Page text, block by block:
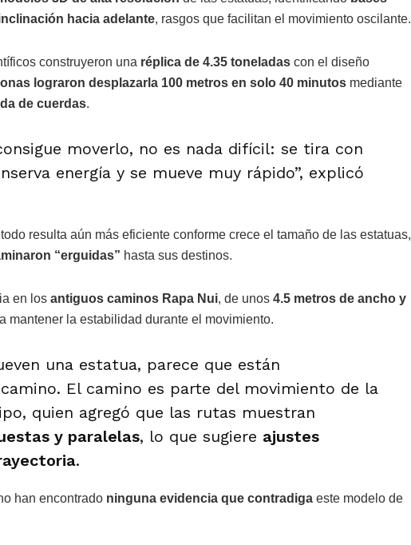
hacia adelante, rasgos que facilitan el movimiento oscilante.
construyeron una réplica de 4.35 toneladas con el diseño
lograron desplazarla 100 metros en solo 40 minutos mediante
de cuerdas.
moverlo, no es nada difícil: se tira con
energía y se mueve muy rápido”, explicó
resulta aún más eficiente conforme crece el tamaño de las estatuas,
“erguidas” hasta sus destinos.
en los antiguos caminos Rapa Nui, de unos 4.5 metros de ancho y
mantener la estabilidad durante el movimiento.
una estatua, parece que están
El camino es parte del movimiento de la
quien agregó que las rutas muestran
y paralelas, lo que sugiere ajustes
.
han encontrado ninguna evidencia que contradiga este modelo de